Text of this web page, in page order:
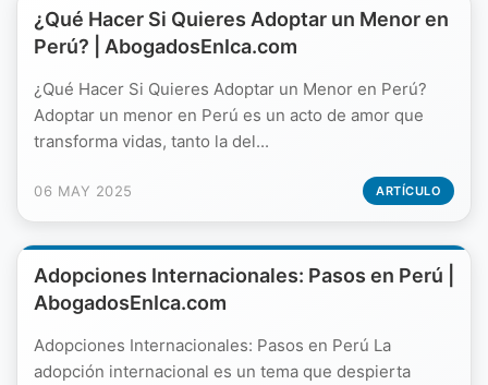
¿Qué Hacer Si Quieres Adoptar un Menor en
Perú? | AbogadosEnIca.com
¿Qué Hacer Si Quieres Adoptar un Menor en Perú?
Adoptar un menor en Perú es un acto de amor que
transforma vidas, tanto la del...
06 MAY 2025 ARTÍCULO
Adopciones Internacionales: Pasos en Perú |
AbogadosEnIca.com
Adopciones Internacionales: Pasos en Perú La
adopción internacional es un tema que despierta